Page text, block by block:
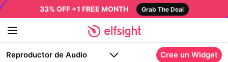
33% OFF +1 FREE MONTH Grab The Deal
Reproductor de Audio Cree un Widget